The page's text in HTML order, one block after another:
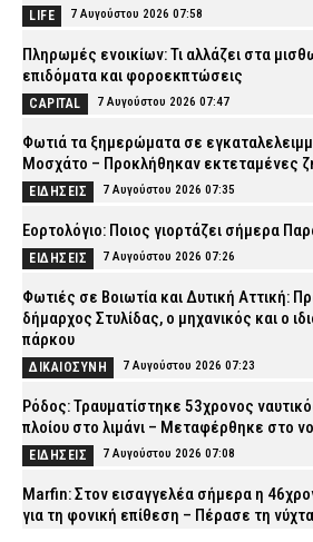
LIFE 7 Αυγούστου 2026 07:58
Πληρωμές ενοικίων: Τι αλλάζει στα
επιδόματα και φοροεκπτώσεις
CAPITAL 7 Αυγούστου 2026 07:47
Φωτιά τα ξημερώματα σε
Μοσχάτο – Προκλήθηκαν εκτεταμένες
ΕΙΔΗΣΕΙΣ 7 Αυγούστου 2026 07:35
Εορτολόγιο: Ποιος γιορτάζει σήμερα
ΕΙΔΗΣΕΙΣ 7 Αυγούστου 2026 07:26
Φωτιές σε Βοιωτία και Δυτική Αττική:
δήμαρχος Στυλίδας, ο μηχανικός και ο
πάρκου
ΔΙΚΑΙΟΣΥΝΗ 7 Αυγούστου 2026 07:23
Ρόδος: Τραυματίστηκε 53χρονος
πλοίου στο λιμάνι – Μεταφέρθηκε στο
ΕΙΔΗΣΕΙΣ 7 Αυγούστου 2026 07:08
Marfin: Στον εισαγγελέα σήμερα η
για τη φονική επίθεση – Πέρασε τη